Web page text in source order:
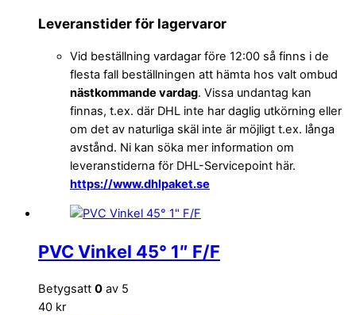
Leveranstider för lagervaror
Vid beställning vardagar före 12:00 så finns i de
flesta fall beställningen att hämta hos valt ombud
nästkommande vardag. Vissa undantag kan
finnas, t.ex. där DHL inte har daglig utkörning eller
om det av naturliga skäl inte är möjligt t.ex. långa
avstånd. Ni kan söka mer information om
leveranstiderna för DHL-Servicepoint här.
https://www.dhlpaket.se
PVC Vinkel 45° 1″ F/F
Betygsatt 0 av 5
40 kr